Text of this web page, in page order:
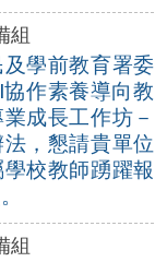
組
學前教育署委
作素養導向教
成長工作坊－
，懇請貴單位
校教師踴躍報
組